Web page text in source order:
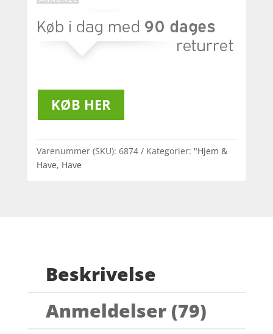
KØB HER
Varenummer (SKU): 6874 Kategorier: "Hjem &
Have, Have
Beskrivelse
Anmeldelser (79)